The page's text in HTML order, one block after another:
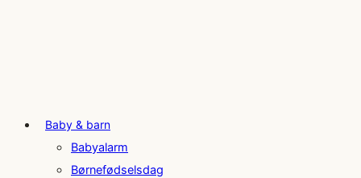
Baby & barn
Babyalarm
Børnefødselsdag